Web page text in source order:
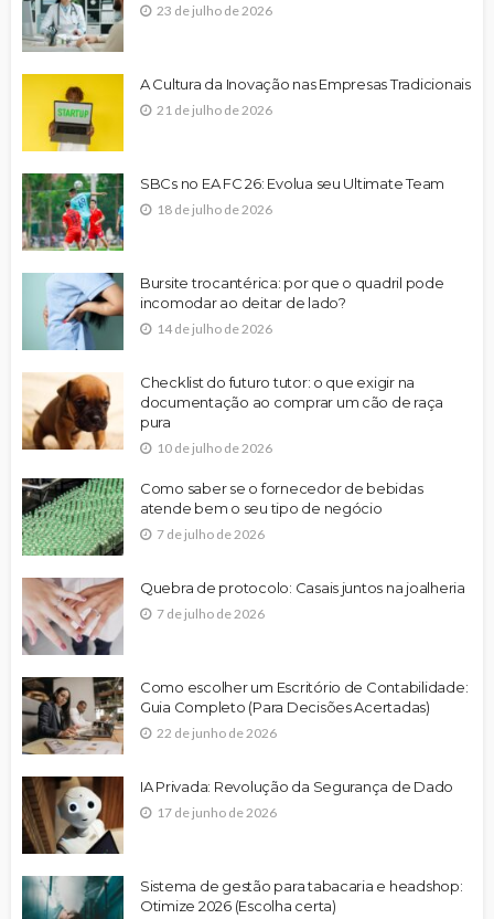
23 de julho de 2026
A Cultura da Inovação nas Empresas Tradicionais
21 de julho de 2026
SBCs no EA FC 26: Evolua seu Ultimate Team
18 de julho de 2026
Bursite trocantérica: por que o quadril pode
incomodar ao deitar de lado?
14 de julho de 2026
Checklist do futuro tutor: o que exigir na
documentação ao comprar um cão de raça
pura
10 de julho de 2026
Como saber se o fornecedor de bebidas
atende bem o seu tipo de negócio
7 de julho de 2026
Quebra de protocolo: Casais juntos na joalheria
7 de julho de 2026
Como escolher um Escritório de Contabilidade:
Guia Completo (Para Decisões Acertadas)
22 de junho de 2026
IA Privada: Revolução da Segurança de Dado
17 de junho de 2026
Sistema de gestão para tabacaria e headshop:
Otimize 2026 (Escolha certa)